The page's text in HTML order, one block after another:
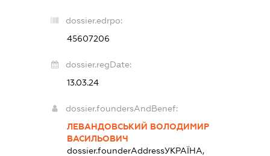
dossier.edrpo:
45607206
dossier.regDate:
13.03.24
dossier.foundersAndBenef:
ЛЕВАНДОВСЬКИЙ ВОЛОДИМИР
ВАСИЛЬОВИЧ
dossier.founderAddressУКРАЇНА,